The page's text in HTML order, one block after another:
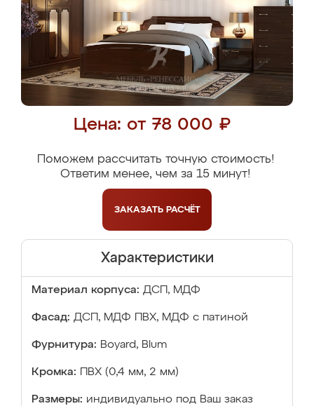
Цена: от 78 000 ₽
Поможем рассчитать точную стоимость!
Ответим менее, чем за 15 минут!
ЗАКАЗАТЬ РАСЧЁТ
Характеристики
Материал корпуса: ДСП, МДФ
Фасад: ДСП, МДФ ПВХ, МДФ с патиной
Фурнитура: Boyard, Blum
Кромка: ПВХ (0,4 мм, 2 мм)
Размеры: индивидуально под Ваш заказ